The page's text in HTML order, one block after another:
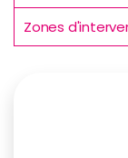
Zones